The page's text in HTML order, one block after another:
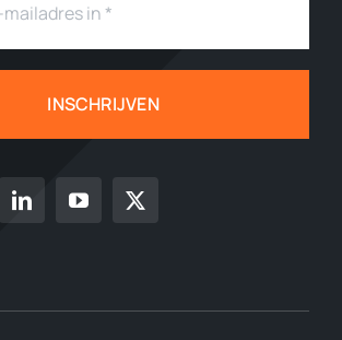
INSCHRIJVEN